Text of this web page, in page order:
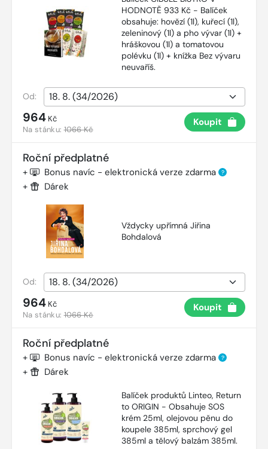
HODNOTĚ 933 Kč - Balíček
obsahuje: hovězí (1l), kuřecí (1l),
zeleninový (1l) a pho vývar (1l) +
hráškovou (1l) a tomatovou
polévku (1l) + knížka Bez vývaru
neuvaříš.
Od:
964 Kč
Na stánku:1066 Kč
Koupit
Roční předplatné
+ Bonus navíc - elektronická verze zdarma ?
+ Dárek
Vždycky upřímná Jiřina
Bohdalová
Od:
964 Kč
Na stánku:1066 Kč
Koupit
Roční předplatné
+ Bonus navíc - elektronická verze zdarma ?
+ Dárek
Balíček produktů Linteo, Return
to ORIGIN - Obsahuje SOS
krém 25ml, olejovou pěnu do
koupele 385ml, sprchový gel
385ml a tělový balzám 385ml.